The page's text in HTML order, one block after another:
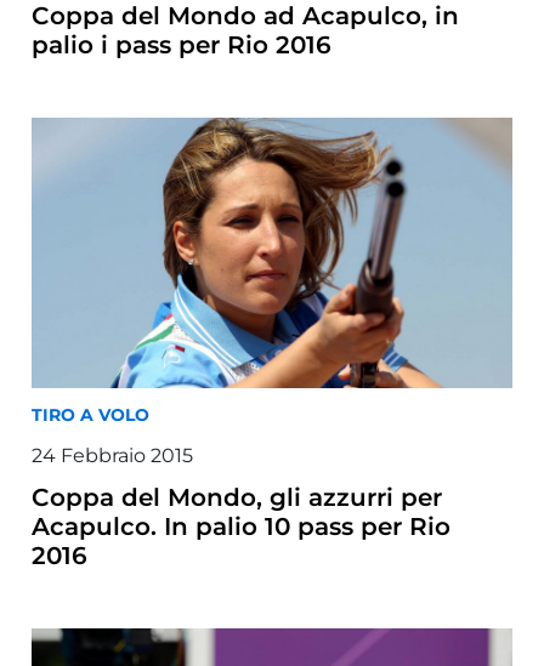
Coppa del Mondo ad Acapulco, in
palio i pass per Rio 2016
TIRO A VOLO
24 Febbraio 2015
Coppa del Mondo, gli azzurri per
Acapulco. In palio 10 pass per Rio
2016